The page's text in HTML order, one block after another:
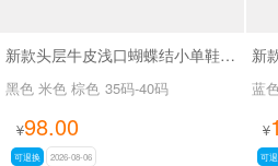
新款头层牛皮浅口蝴蝶结小单鞋SA7801
黑色 米色 棕色 35码-40码
¥98.00
可退换 2026-08-06
蓝
¥
可